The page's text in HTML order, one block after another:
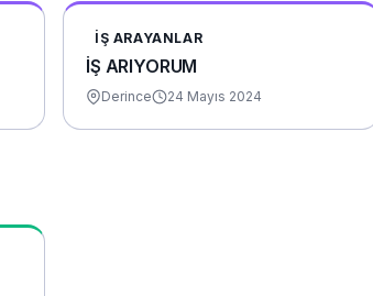
İŞ ARAYANLAR
İŞ ARIYORUM
Derince 24 Mayıs 2024